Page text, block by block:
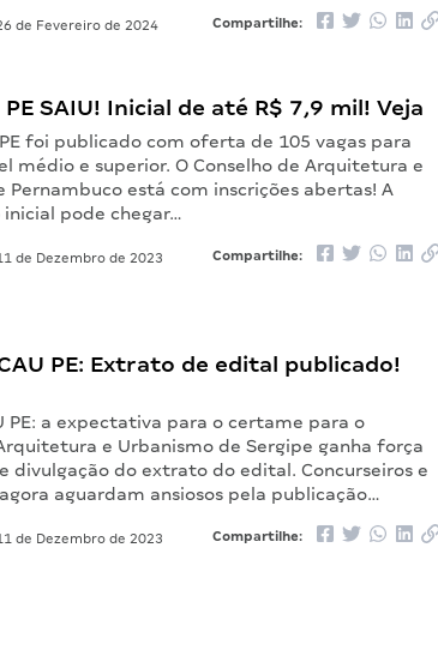
de Fevereiro de 2024 Compartilhe:
SAIU! Inicial de até R$ 7,9 mil! Veja
foi publicado com oferta de 105 vagas para
médio e superior. O Conselho de Arquitetura e
Pernambuco está com inscrições abertas! A
pode chegar…
de Dezembro de 2023 Compartilhe:
PE: Extrato de edital publicado!
PE: a expectativa para o certame para o
e Urbanismo de Sergipe ganha força
divulgação do extrato do edital. Concurseiros e
aguardam ansiosos pela publicação…
de Dezembro de 2023 Compartilhe: